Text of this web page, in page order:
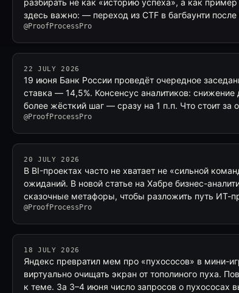
разбирать не как «историю успеха», а как
здесь важно: — переход из CTF в багбаунти
@ProofProcessPro
22 JULY 2026
19 июня Банк России проведёт очередное
ставка — 14,5%. Консенсус аналитиков: снижение
более жёсткий шаг — сразу на 1 п.п. Что стоит
@ProofProcessPro
20 JULY 2026
В BI-проектах часто не хватает не «сильной
ожиданий. В новой статье на Хабре бизнес-
сказочные метафоры, чтобы разложить путь ИТ-
@ProofProcessPro
18 JULY 2026
Яндекс превратил мем про «пухососов» в мини-
виртуально очищать экран от тополиного пуха.
к теме. За 3–4 июня число запросов о пухососах